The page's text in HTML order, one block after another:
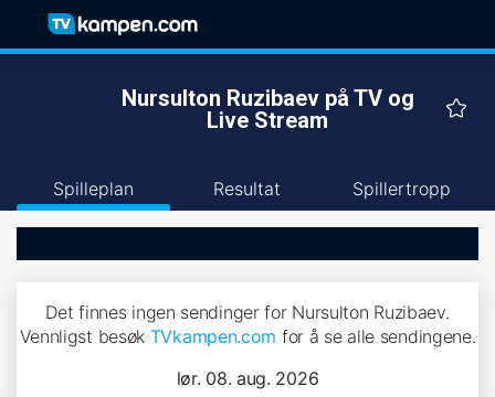
Nursulton Ruzibaev på TV og
Live Stream
Spilleplan Resultat Spillertropp
Det finnes ingen sendinger for Nursulton Ruzibaev.
Vennligst besøk TVkampen.com for å se alle sendingene.
lør. 08. aug. 2026